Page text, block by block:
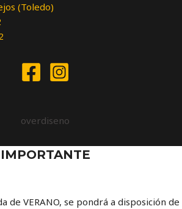
(Toledo)
overdiseno
IMPORTANTE
de VERANO, se pondrá a disposición de